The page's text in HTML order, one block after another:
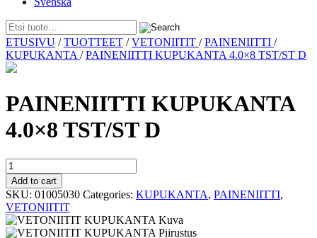
Skip
to
content
ETUSIVU /TUOTTEET /VETONIITIT /PAINENIITTI /
KUPUKANTA /PAINENIITTI KUPUKANTA 4.0×8 TST/ST D
PAINENIITTI KUPUKANTA
4.0×8 TST/ST D
PAINENIITTI
KUPUKANTA
4.0x8
TST/ST
D
quantity
Add to cart
SKU: 01005030 Categories: KUPUKANTA, PAINENIITTI,
VETONIITIT